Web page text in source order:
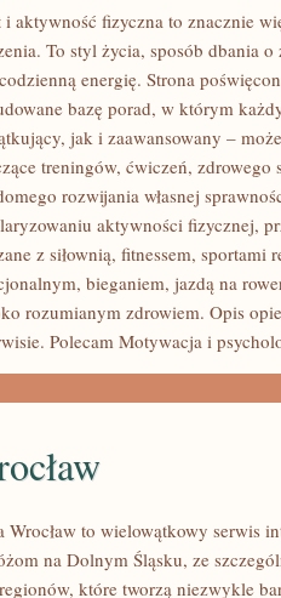
i aktywność fizyczna to znacznie
To styl życia, sposób dbania
energię. Strona
bazę porad, w którym
jak i zaawansowany –
treningów, ćwiczeń,
rozwijania własnej
aktywności fizycznej,
z siłownią, fitnessem,
bieganiem, jazdą na
rozumianym zdrowiem. Opis
Polecam Motywacja i
Wrocław to wielowątkowy serwis
na Dolnym Śląsku, ze
które tworzą niezwykle